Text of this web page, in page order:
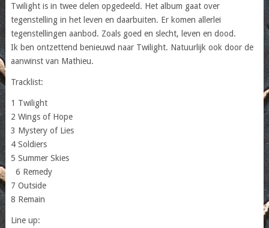
Twilight is in twee delen opgedeeld. Het album gaat over
tegenstelling in het leven en daarbuiten. Er komen allerlei
tegenstellingen aanbod. Zoals goed en slecht, leven en dood.
Ik ben ontzettend benieuwd naar Twilight. Natuurlijk ook door de
aanwinst van Mathieu.
Tracklist:
1 Twilight
2 Wings of Hope
3 Mystery of Lies
4 Soldiers
5 Summer Skies
6 Remedy
7 Outside
8 Remain
Line up: